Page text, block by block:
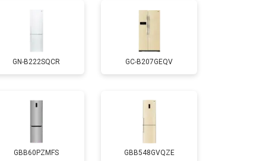
Заказать
1700 ₽ Заказать
4750 ₽ Заказать
3650 ₽
GN-B222SQCR GC-B207GEQV
GBB60PZMFS GBB548GVQZE